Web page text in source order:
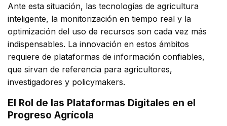
Ante esta situación, las tecnologías de agricultura
inteligente, la monitorización en tiempo real y la
optimización del uso de recursos son cada vez más
indispensables. La innovación en estos ámbitos
requiere de plataformas de información confiables,
que sirvan de referencia para agricultores,
investigadores y policymakers.
El Rol de las Plataformas Digitales en el
Progreso Agrícola